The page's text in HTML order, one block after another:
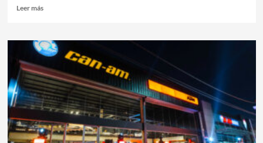
Leer másLeer
Volkswagen
abre
concesionario
Autotag
en
San